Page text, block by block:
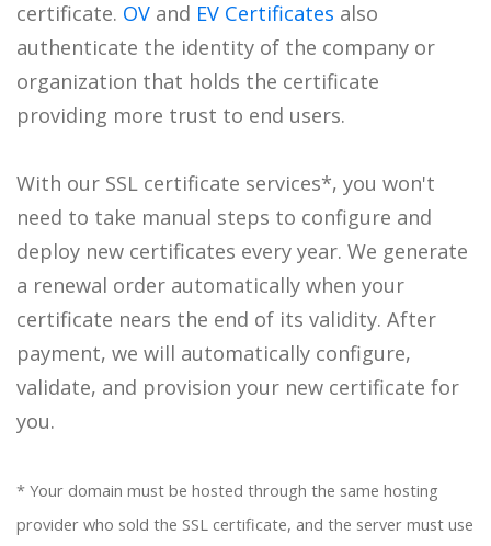
certificate. OV and EV Certificates also
authenticate the identity of the company or
organization that holds the certificate
providing more trust to end users.
With our SSL certificate services*, you won't
need to take manual steps to configure and
deploy new certificates every year. We generate
a renewal order automatically when your
certificate nears the end of its validity. After
payment, we will automatically configure,
validate, and provision your new certificate for
you.
* Your domain must be hosted through the same hosting
provider who sold the SSL certificate, and the server must use